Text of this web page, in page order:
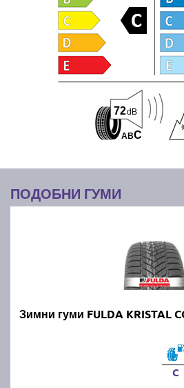
ABC
72dB
ПОДОБНИ ГУМИ
Зимни гуми FULDA KRISTAL
C